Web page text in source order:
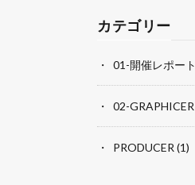
カテゴリー
01-開催レポート
02-GRAPHICER
PRODUCER (1)